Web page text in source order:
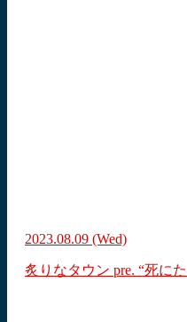
2023.08.09 (Wed)
炙りなタウン pre. “死に